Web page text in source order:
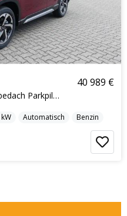
Platinum 2.0ie Mild-Hybrid Schiebedach Parkpilot N
40 989 €
kW Automatisch Benzin